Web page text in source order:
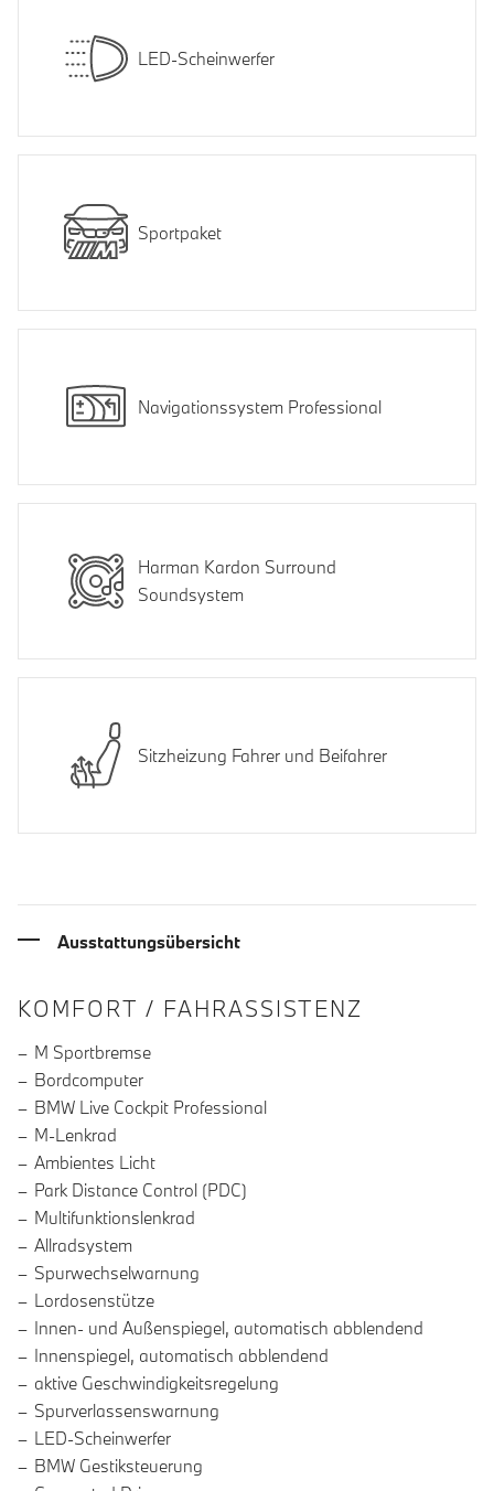
LED-Scheinwerfer
Sportpaket
Navigationssystem Professional
Harman Kardon Surround
Soundsystem
Sitzheizung Fahrer und Beifahrer
Ausstattungsübersicht
INFORMATIONEN ÜBER DIE
KOMFORT / FAHRASSISTENZ
M Sportbremse
Bordcomputer
BMW Live Cockpit Professional
M-Lenkrad
Ambientes Licht
Park Distance Control (PDC)
Multifunktionslenkrad
Allradsystem
Spurwechselwarnung
Lordosenstütze
Innen- und Außenspiegel, automatisch abblendend
Innenspiegel, automatisch abblendend
aktive Geschwindigkeitsregelung
Spurverlassenswarnung
LED-Scheinwerfer
BMW Gestiksteuerung